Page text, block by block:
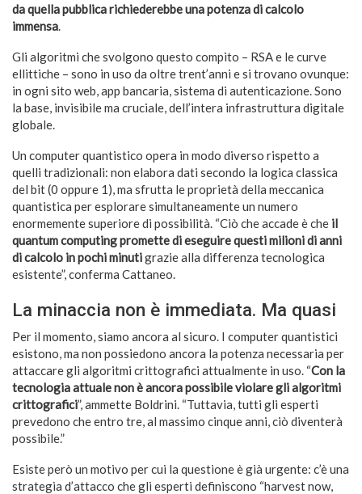
da quella pubblica richiederebbe una potenza di calcolo
immensa
Gli algoritmi che svolgono questo compito – RSA e le curve
ellittiche – sono in uso da oltre trent’anni e si trovano ovunque:
in ogni sito web, app bancaria, sistema di autenticazione. Sono
la base, invisibile ma cruciale, dell’intera infrastruttura digitale
globale.
Un computer quantistico opera in modo diverso rispetto a
quelli tradizionali: non elabora dati secondo la logica classica
del bit (0 oppure 1), ma sfrutta le proprietà della meccanica
quantistica per esplorare simultaneamente un numero
enormemente superiore di possibilità. “Ciò che accade è che il
quantum computing promette di eseguire questi milioni di anni
di calcolo in pochi minutigrazie alla differenza tecnologica
esistente”, conferma Cattaneo.
La minaccia non è immediata. Ma quasi
Per il momento, siamo ancora al sicuro. I computer quantistici
esistono, ma non possiedono ancora la potenza necessaria per
attaccare gli algoritmi crittografici attualmente in uso. “Con la
tecnologia attuale non è ancora possibile violare gli algoritmi
crittografici”, ammette Boldrini. “Tuttavia, tutti gli esperti
prevedono che entro tre, al massimo cinque anni, ciò diventerà
possibile.”
Esiste però un motivo per cui la questione è già urgente: c’è una
strategia d’attacco che gli esperti definiscono “harvest now,